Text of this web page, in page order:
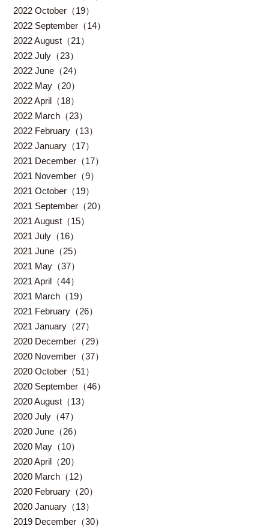
2022 October（19）
2022 September（14）
2022 August（21）
2022 July（23）
2022 June（24）
2022 May（20）
2022 April（18）
2022 March（23）
2022 February（13）
2022 January（17）
2021 December（17）
2021 November（9）
2021 October（19）
2021 September（20）
2021 August（15）
2021 July（16）
2021 June（25）
2021 May（37）
2021 April（44）
2021 March（19）
2021 February（26）
2021 January（27）
2020 December（29）
2020 November（37）
2020 October（51）
2020 September（46）
2020 August（13）
2020 July（47）
2020 June（26）
2020 May（10）
2020 April（20）
2020 March（12）
2020 February（20）
2020 January（13）
2019 December（30）